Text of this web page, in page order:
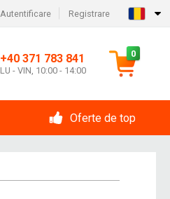
Autentificare Registrare
+40 371 783 841
LU - VIN, 10:00 - 14:00
0
Oferte de top